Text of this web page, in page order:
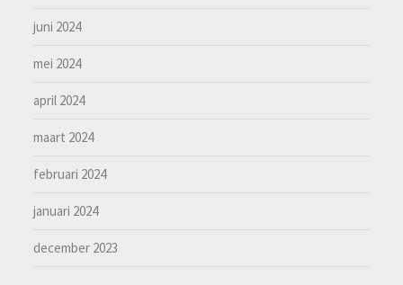
juni 2024
mei 2024
april 2024
maart 2024
februari 2024
januari 2024
december 2023